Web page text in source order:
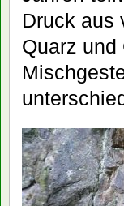
Druck aus
Quarz